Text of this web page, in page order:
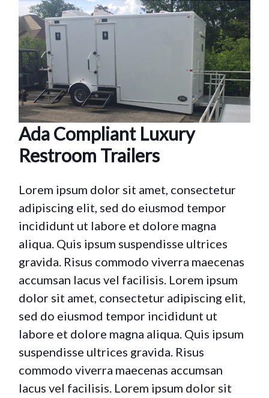
Ada Compliant Luxury
Restroom Trailers
Lorem ipsum dolor sit amet, consectetur
adipiscing elit, sed do eiusmod tempor
incididunt ut labore et dolore magna
aliqua. Quis ipsum suspendisse ultrices
gravida. Risus commodo viverra maecenas
accumsan lacus vel facilisis. Lorem ipsum
dolor sit amet, consectetur adipiscing elit,
sed do eiusmod tempor incididunt ut
labore et dolore magna aliqua. Quis ipsum
suspendisse ultrices gravida. Risus
commodo viverra maecenas accumsan
lacus vel facilisis. Lorem ipsum dolor sit